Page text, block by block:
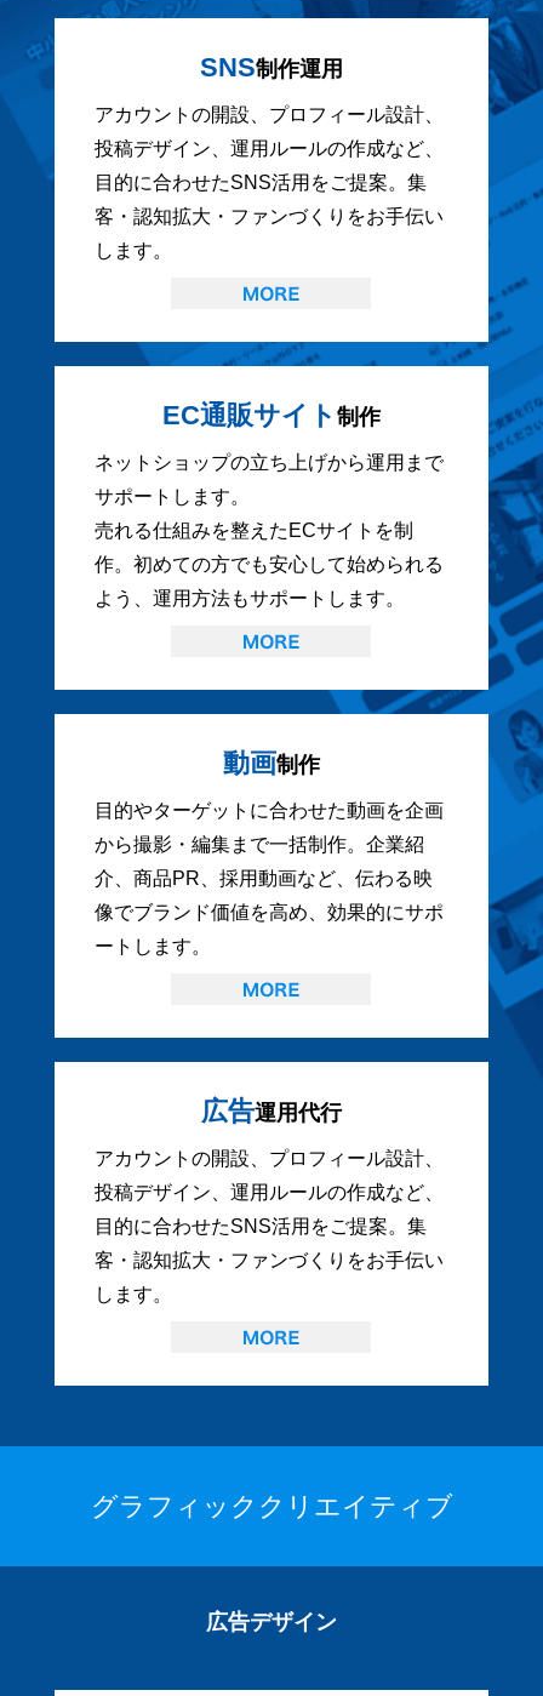
SNS制作運用
アカウントの開設、プロフィール設計、
投稿デザイン、運用ルールの作成など、
目的に合わせたSNS活用をご提案。集
客・認知拡大・ファンづくりをお手伝い
します。
EC通販サイト 制作
ネットショップの立ち上げから運用まで
サポートします。
売れる仕組みを整えたECサイトを制
作。初めての方でも安心して始められる
よう、運用方法もサポートします。
動画制作
目的やターゲットに合わせた動画を企画
から撮影・編集まで一括制作。企業紹
介、商品PR、採用動画など、伝わる映
像でブランド価値を高め、効果的にサポ
ートします。
広告運用代行
アカウントの開設、プロフィール設計、
投稿デザイン、運用ルールの作成など、
目的に合わせたSNS活用をご提案。集
客・認知拡大・ファンづくりをお手伝い
します。
グラフィッククリエイティブ
広告デザイン